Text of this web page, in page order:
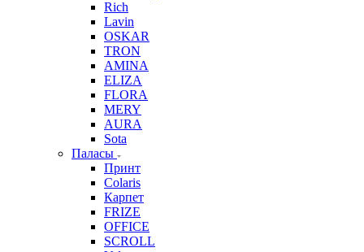
Rich
Lavin
OSKAR
TRON
AMINA
ELIZA
FLORA
MERY
AURA
Sota
Паласы
Принт
Colaris
Карпет
FRIZE
OFFICE
SCROLL